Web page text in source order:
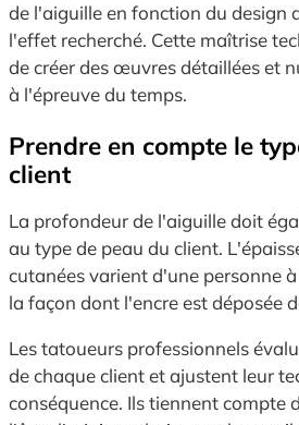
de l'aiguille en fonction du design
l'effet recherché. Cette maîtrise
de créer des œuvres détaillées et
à l'épreuve du temps.
Prendre en compte le
client
La profondeur de l'aiguille doit
au type de peau du client.
cutanées varient d'une personne
la façon dont l'encre est déposée
Les tatoueurs professionnels
de chaque client et ajustent leur
conséquence. Ils tiennent compte